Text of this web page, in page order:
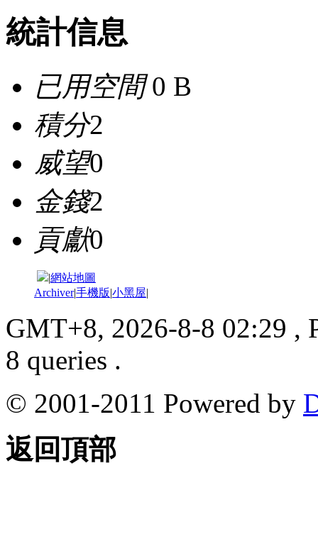
統計信息
已用空間0 B
積分2
威望0
金錢2
貢獻0
|網站地圖
Archiver|手機版|小黑屋|
GMT+8, 2026-8-8 02:29 ,
8 queries .
© 2001-2011 Powered by
返回頂部